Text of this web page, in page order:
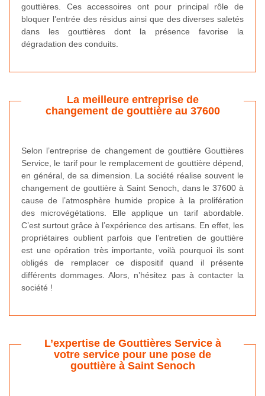
gouttières. Ces accessoires ont pour principal rôle de
bloquer l’entrée des résidus ainsi que des diverses saletés
dans les gouttières dont la présence favorise la
dégradation des conduits.
La meilleure entreprise de
changement de gouttière au 37600
Selon l’entreprise de changement de gouttière Gouttières
Service, le tarif pour le remplacement de gouttière dépend,
en général, de sa dimension. La société réalise souvent le
changement de gouttière à Saint Senoch, dans le 37600 à
cause de l’atmosphère humide propice à la prolifération
des microvégétations. Elle applique un tarif abordable.
C’est surtout grâce à l’expérience des artisans. En effet, les
propriétaires oublient parfois que l’entretien de gouttière
est une opération très importante, voilà pourquoi ils sont
obligés de remplacer ce dispositif quand il présente
différents dommages. Alors, n’hésitez pas à contacter la
société !
L’expertise de Gouttières Service à
votre service pour une pose de
gouttière à Saint Senoch